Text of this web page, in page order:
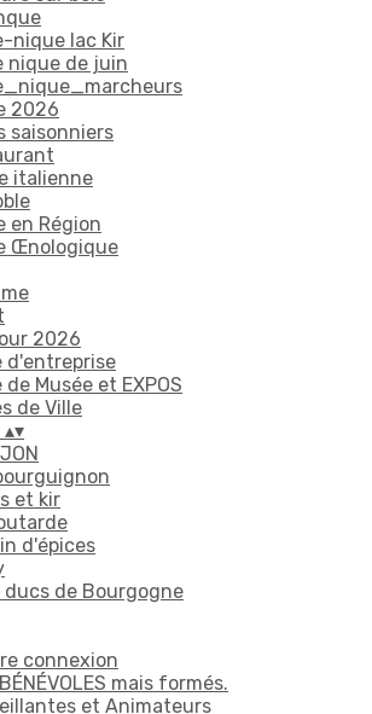
nique lac Kir
nique de juin
2026
saisonniers
italienne
en Région
Œnologique
2026
d'entreprise
Musée et EXPOS
de Ville
▴▾
et kir
d'épices
ducs de Bourgogne
connexion
mais formés.
et Animateurs